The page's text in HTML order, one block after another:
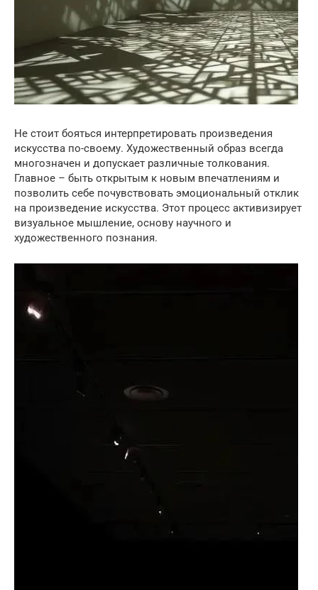
Не стоит бояться интерпретировать произведения
искусства по-своему. Художественный образ всегда
многозначен и допускает различные толкования.
Главное – быть открытым к новым впечатлениям и
позволить себе почувствовать эмоциональный отклик
на произведение искусства. Этот процесс активизирует
визуальное мышление, основу научного и
художественного познания.